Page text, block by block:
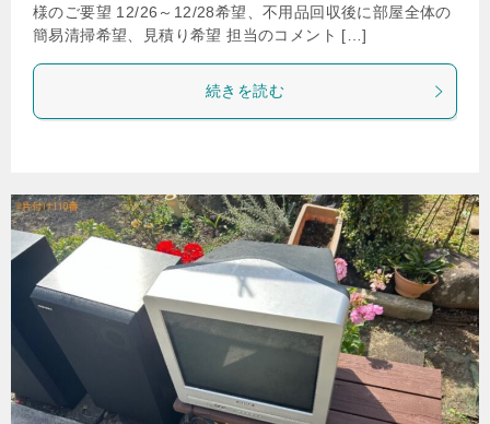
様のご要望 12/26～12/28希望、不用品回収後に部屋全体の
簡易清掃希望、見積り希望 担当のコメント […]
続きを読む